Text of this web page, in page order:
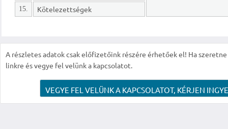
15. Kötelezettségek
A részletes adatok csak előfizetőink részére érhetőek el! Ha
linkre és vegye fel velünk a kapcsolatot.
VEGYE FEL VELÜNK A KAPCSOLATOT, KÉRJEN